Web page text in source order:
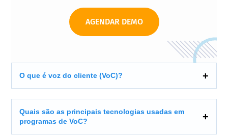
AGENDAR DEMO
O que é voz do cliente (VoC)?
Quais são as principais tecnologias usadas em
programas de VoC?